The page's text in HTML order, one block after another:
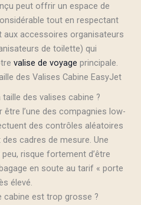
peut offrir un espace de
tout en respectant
aux accessoires organisateurs
de toilette) qui
valise de voyage principale.
des Valises Cabine EasyJet
des valises cabine ?
l’une des compagnies low-
des contrôles aléatoires
cadres de mesure. Une
risque fortement d’être
en soute au tarif « porte
élevé.
cabine est trop grosse ?